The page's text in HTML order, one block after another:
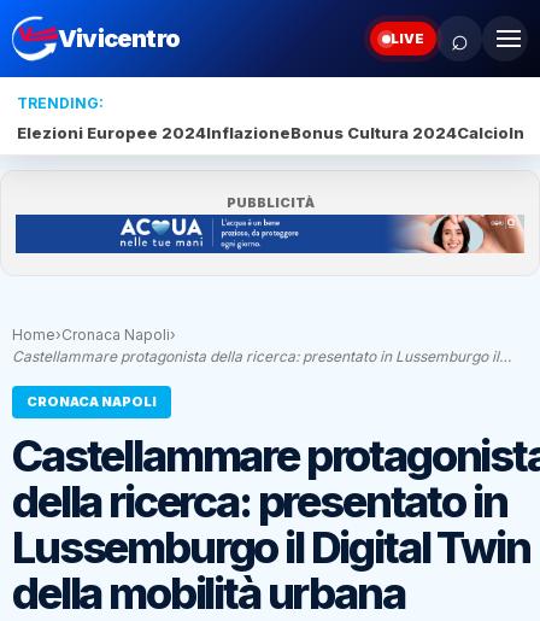
Vivicentro LIVE ⌕
TRENDING:
Elezioni Europee 2024InflazioneBonus Cultura 2024Calcio
PUBBLICITÀ
Home›Cronaca Napoli›
Castellammare protagonista della ricerca: presentato in Lussemburgo il…
CRONACA NAPOLI
Castellammare
della ricerca: presentato in
Lussemburgo il Digital Twin
della mobilità urbana